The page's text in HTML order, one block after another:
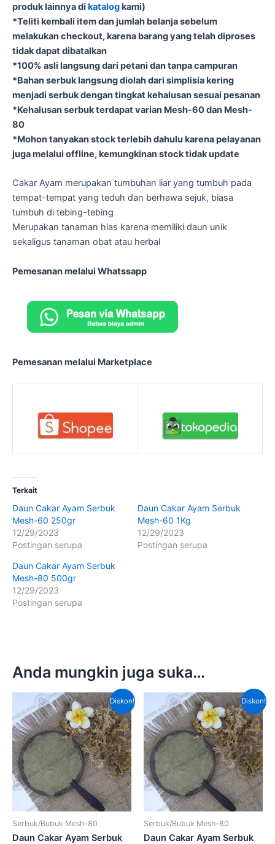
produk lainnya di katalogkami)
*Teliti kembali item dan jumlah belanja sebelum
melakukan checkout, karena barang yang telah diproses
tidak dapat dibatalkan
*100% asli langsung dari petani dan tanpa campuran
*Bahan serbuk langsung diolah dari simplisia kering
menjadi serbuk dengan tingkat kehalusan sesuai pesanan
*Kehalusan serbuk terdapat varian Mesh-60 dan Mesh-
80
*Mohon tanyakan stock terlebih dahulu karena pelayanan
juga melalui offline, kemungkinan stock tidak update
Cakar Ayam merupakan tumbuhan liar yang tumbuh pada
tempat-tempat yang teduh dan berhawa sejuk, biasa
tumbuh di tebing-tebing
Merupakan tanaman hias karena memiliki daun unik
sekaligus tanaman obat atau herbal
Pemesanan melalui Whatssapp
Pemesanan melalui Marketplace
Terkait
Daun Cakar Ayam Serbuk
Mesh-60 250gr
12/29/2023
Postingan serupa
Daun Cakar Ayam Serbuk
Mesh-60 1Kg
12/29/2023
Postingan serupa
Daun Cakar Ayam Serbuk
Mesh-80 500gr
12/29/2023
Postingan serupa
Anda mungkin juga suka…
Diskon!
Serbuk/Bubuk Mesh-80
Daun Cakar Ayam Serbuk
Harga
aslinya
adalah:
Rp120,000.00.
Harga
saat
ini
adalah:
Rp80,000.00.
Diskon!
Serbuk/Bubuk Mesh-80
Daun Cakar Ayam Serbuk
Harga
aslinya
adalah:
Rp60,000.00.
Harga
saat
ini